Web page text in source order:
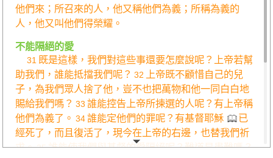
他們來；所召來的人，他又稱他們為義；所稱為義的
人，他又叫他們得榮耀。
不能隔絕的愛
31 既是這樣，我們對這些事還要怎麼說呢？上帝若幫
助我們，誰能抵擋我們呢？ 32
上帝既不顧惜自己的兒
子，為我們眾人捨了他，豈不也把萬物和他一同白白地
賜給我們嗎？ 33 誰能控告上帝所揀選的人呢？有上帝稱
他們為義了。 34誰能定他們的罪呢？有基督耶穌
已
經死了，而且復活了，現今在上帝的右邊，也替我們祈
求。35誰能使我們與基督的愛隔絕呢？難道是患難嗎？